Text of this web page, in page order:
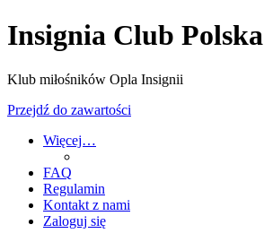
Insignia Club Polska
Klub miłośników Opla Insignii
Przejdź do zawartości
Więcej…
FAQ
Regulamin
Kontakt z nami
Zaloguj się